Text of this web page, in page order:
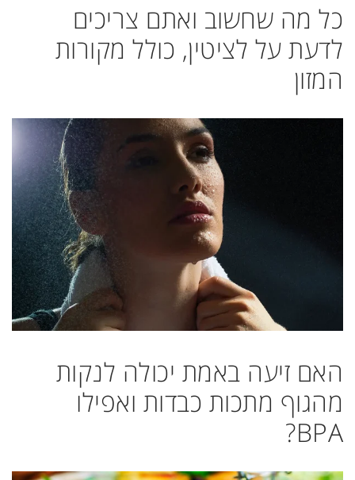
כל מה שחשוב ואתם צריכים
לדעת על לציטין, כולל מקורות
המזון
האם זיעה באמת יכולה לנקות
מהגוף מתכות כבדות ואפילו
BPA?